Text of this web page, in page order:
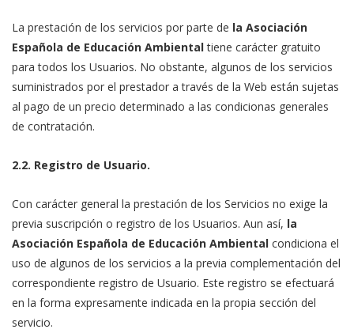
La prestación de los servicios por parte de la Asociación
Española de Educación Ambientaltiene carácter gratuito
para todos los Usuarios. No obstante, algunos de los servicios
suministrados por el prestador a través de la Web están sujetas
al pago de un precio determinado a las condicionas generales
de contratación.
2.2. Registro de Usuario.
Con carácter general la prestación de los Servicios no exige la
previa suscripción o registro de los Usuarios. Aun así, la
Asociación Española de Educación Ambiental condiciona el
uso de algunos de los servicios a la previa complementación del
correspondiente registro de Usuario. Este registro se efectuará
en la forma expresamente indicada en la propia sección del
servicio.